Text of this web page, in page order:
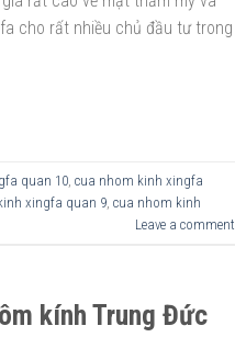
cho rất nhiều chủ đầu tư trong
quan 10 cua nhom kinh xingfa
xingfa quan 9 cua nhom kinh
Leave a comment
kính Trung Đức